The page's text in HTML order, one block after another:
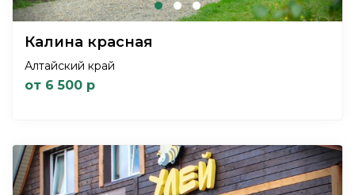
Калина красная
Алтайский край
от 6 500 р